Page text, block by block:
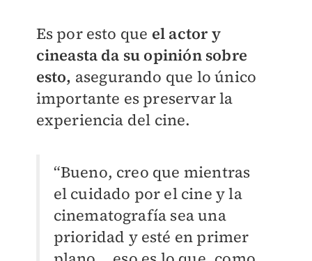
Es por esto que el actor y
cineasta da su opinión sobre
esto, asegurando que lo único
importante es preservar la
experiencia del cine.
“Bueno, creo que mientras
el cuidado por el cine y la
cinematografía sea una
prioridad y esté en primer